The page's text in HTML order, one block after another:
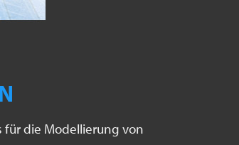
für die Modellierung von